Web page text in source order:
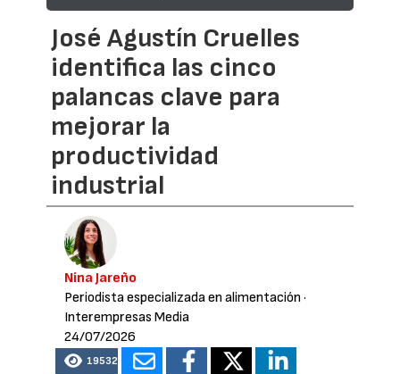
José Agustín Cruelles
identifica las cinco
palancas clave para
mejorar la
productividad
industrial
Nina Jareño
Periodista especializada en alimentación ·
Interempresas Media
24/07/2026
19532